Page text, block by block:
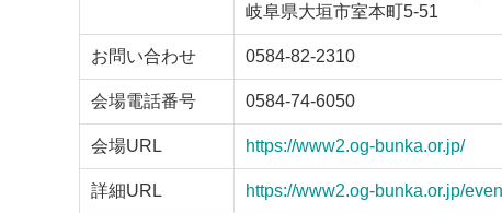
岐阜県大垣市室本町5-51
お問い合わせ 0584-82-2310
会場電話番号 0584-74-6050
会場URL https://www2.og-bunka.or.jp/
詳細URL https://www2.og-bunka.or.jp/